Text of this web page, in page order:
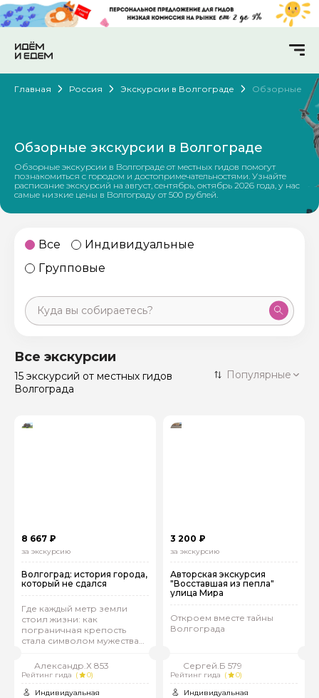
Главная Россия Экскурсии в Волгограде Обзорные
Обзорные экскурсии в Волгограде
Обзорные экскурсии в Волгограде от местных гидов помогут
познакомиться с городом и достопримечательностями. Узнайте
расписание экскурсий на август, сентябрь, октябрь 2026 года, у нас
самые низкие цены в Волгограду от 500 рублей.
Все
Индивидуальные
Групповые
Санкт-Петербург
Россия
50 экскурсий
Все экскурсии
15 экскурсий от местных гидов
Волгограда
Популярные
8 667 ₽
за экскурсию
Волгоград: история города,
который не сдался
Где каждый метр земли
стоил жизни: как
пограничная крепость
стала символом мужества
Александр.Х 853
Рейтинг гида (
0)
Индивидуальная
3 200 ₽
за экскурсию
Авторская экскурсия
"Восставшая из пепла"
улица Мира
Откроем вместе тайны
Волгограда
Сергей.Б 579
Рейтинг гида (
0)
Индивидуальная